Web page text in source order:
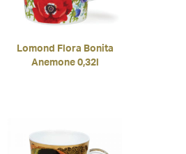
Lomond Flora Bonita
Anemone 0,32l